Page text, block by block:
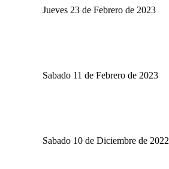
Jueves 23 de Febrero de 2023
Sabado 11 de Febrero de 2023
Sabado 10 de Diciembre de 2022